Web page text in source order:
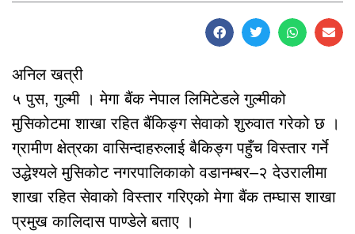
अनिल खत्री
५ पुस, गुल्मी । मेगा बैंक नेपाल लिमिटेडले गुल्मीको
मुसिकोटमा शाखा रहित बैंकिङ्ग सेवाको शुरुवात गरेको छ ।
ग्रामीण क्षेत्रका वासिन्दाहरुलाई बैकिङ्ग पहुँच विस्तार गर्ने
उद्धेश्यले मुसिकोट नगरपालिकाको वडानम्बर–२ देउरालीमा
शाखा रहित सेवाको विस्तार गरिएको मेगा बैंक तम्घास शाखा
प्रमुख कालिदास पाण्डेले बताए ।